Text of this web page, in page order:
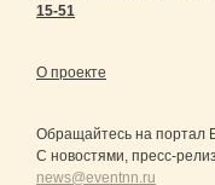
15-51
О проекте
Обращайтесь на портал
С новостями, пресс-
news@eventnn.ru